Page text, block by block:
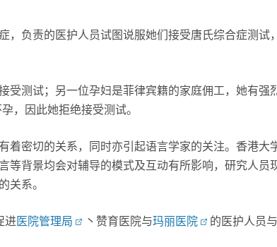
负责的医护人员试图说服她们接受唐氏综合症测试，
受测试；另一位孕妇是菲律宾籍的家庭佣工，她有强
，因此她拒绝接受测试。
着密切的关系，同时亦引起语言学家的关注。香港大
等背景均会对辅导的模式及互动有所影响，研究人员
关系。
进 医院管理局 丶赞育医院与玛丽医院
的医护人员与